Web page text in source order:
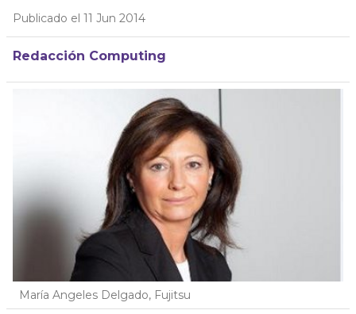
Publicado el 11 Jun 2014
Redacción Computing
María Angeles Delgado, Fujitsu